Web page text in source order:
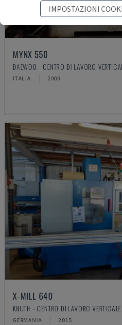
MYNX 550
DAEWOO - CENTRO DI LAVORO
ITALIA 2003
X-MILL 640
KNUTH - CENTRO DI LAVORO VERTICALE
GERMANIA 2015
IMPOSTAZIONI